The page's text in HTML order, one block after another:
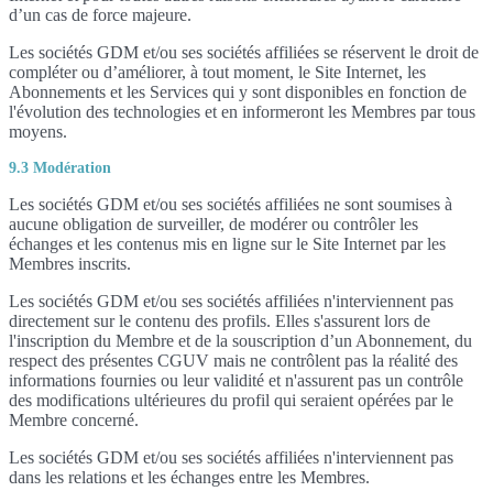
d’un cas de force majeure.
Les sociétés GDM et/ou ses sociétés affiliées se réservent le droit de
compléter ou d’améliorer, à tout moment, le Site Internet, les
Abonnements et les Services qui y sont disponibles en fonction de
l'évolution des technologies et en informeront les Membres par tous
moyens.
9.3 Modération
Les sociétés GDM et/ou ses sociétés affiliées ne sont soumises à
aucune obligation de surveiller, de modérer ou contrôler les
échanges et les contenus mis en ligne sur le Site Internet par les
Membres inscrits.
Les sociétés GDM et/ou ses sociétés affiliées n'interviennent pas
directement sur le contenu des profils. Elles s'assurent lors de
l'inscription du Membre et de la souscription d’un Abonnement, du
respect des présentes CGUV mais ne contrôlent pas la réalité des
informations fournies ou leur validité et n'assurent pas un contrôle
des modifications ultérieures du profil qui seraient opérées par le
Membre concerné.
Les sociétés GDM et/ou ses sociétés affiliées n'interviennent pas
dans les relations et les échanges entre les Membres.